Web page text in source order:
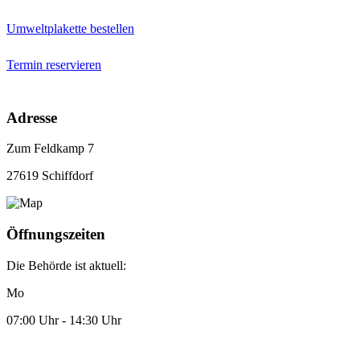
Umweltplakette bestellen
Termin reservieren
Adresse
Zum Feldkamp 7
27619 Schiffdorf
Öffnungszeiten
Die Behörde ist aktuell:
Mo
07:00 Uhr - 14:30 Uhr